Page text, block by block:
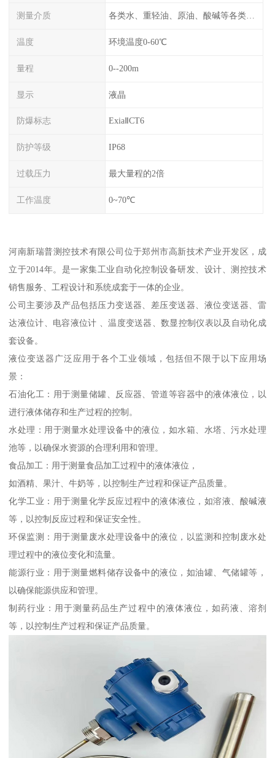
测量介质 各类水、重轻油、原油、酸碱等各类腐蚀液
温度 环境温度0-60℃
量程 0--200m
显示 液晶
防爆标志 ExiaⅡCT6
防护等级 IP68
过载压力 最大量程的2倍
工作温度 0~70℃
河南新瑞普测控技术有限公司位于郑州市高新技术产业开发区，成
立于2014年。是一家集工业自动化控制设备研发、设计、测控技术
销售服务、工程设计和系统成套于一体的企业。
公司主要涉及产品包括压力变送器、差压变送器、液位变送器、雷
达液位计、电容液位计 、温度变送器、数显控制仪表以及自动化成
套设备。
液位变送器广泛应用于各个工业领域，包括但不限于以下应用场
景：
石油化工：用于测量储罐、反应器、管道等容器中的液体液位，以
进行液体储存和生产过程的控制。
水处理：用于测量水处理设备中的液位，如水箱、水塔、污水处理
池等，以确保水资源的合理利用和管理。
食品加工：用于测量食品加工过程中的液体液位，
如酒精、果汁、牛奶等，以控制生产过程和保证产品质量。
化学工业：用于测量化学反应过程中的液体液位，如溶液、酸碱液
等，以控制反应过程和保证安全性。
环保监测：用于测量废水处理设备中的液位，以监测和控制废水处
理过程中的液位变化和流量。
能源行业：用于测量燃料储存设备中的液位，如油罐、气储罐等，
以确保能源供应和管理。
制药行业：用于测量药品生产过程中的液体液位，如药液、溶剂
等，以控制生产过程和保证产品质量。